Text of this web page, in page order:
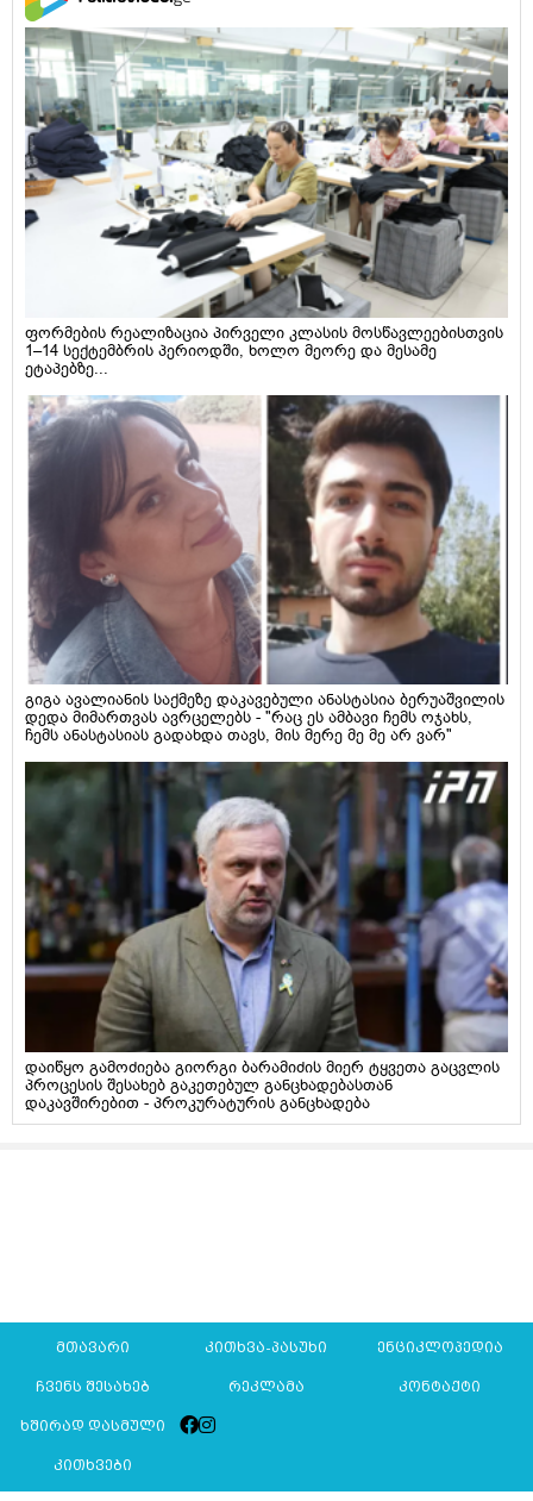
ფორმების რეალიზაცია პირველი კლასის მოსწავლეებისთვის
1–14 სექტემბრის პერიოდში, ხოლო მეორე და მესამე
ეტაპებზე...
გიგა ავალიანის საქმეზე დაკავებული ანასტასია ბერუაშვილის
დედა მიმართვას ავრცელებს - "რაც ეს ამბავი ჩემს ოჯახს,
ჩემს ანასტასიას გადახდა თავს, მის მერე მე მე არ ვარ"
დაიწყო გამოძიება გიორგი ბარამიძის მიერ ტყვეთა გაცვლის
პროცესის შესახებ გაკეთებულ განცხადებასთან
დაკავშირებით - პროკურატურის განცხადება
მთავარი კითხვა-პასუხი ენციკლოპედია
ჩვენს შესახებ რეკლამა კონტაქტი
ხშირად დასმული
კითხვები